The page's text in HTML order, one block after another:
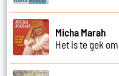
Micha Marah
Het is te gek